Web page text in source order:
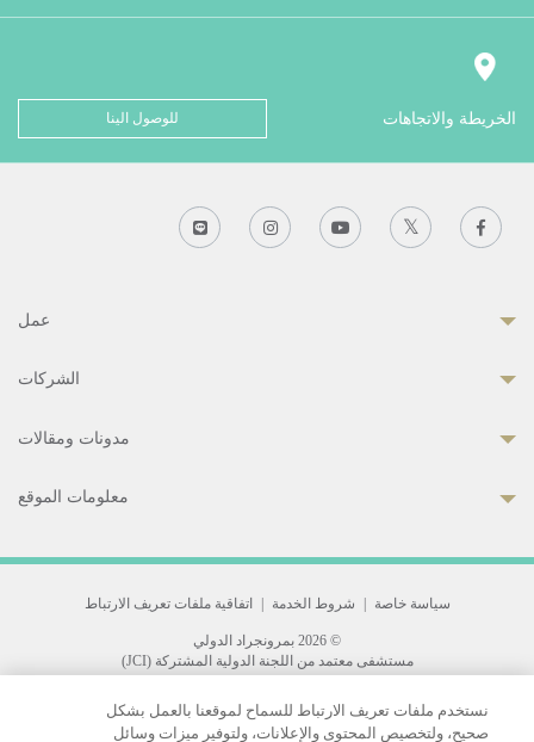
الخريطة والاتجاهات للوصول الينا
عمل
الشركات
مدونات ومقالات
معلومات الموقع
سياسة خاصة شروط الخدمة اتفاقية ملفات تعريف الارتباط
© 2026 بمرونجراد الدولي
مستشفى معتمد من اللجنة الدولية المشتركة (JCI)
33 Sukhumvit 3, Wattana, Bangkok 10110 Thailand.
All rights reserved.
نستخدم ملفات تعريف الارتباط للسماح لموقعنا بالعمل بشكل
صحيح، ولتخصيص المحتوى والإعلانات، ولتوفير ميزات وسائل